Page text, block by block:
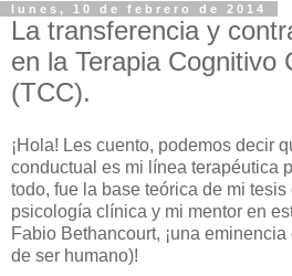
lunes, 10 de febrero de 2014
La transferencia y
en la Terapia Cognitivo
(TCC).
¡Hola! Les cuento, podemos decir
conductual es mi línea terapéutica
todo, fue la base teórica de mi tesis
psicología clínica y mi mentor en
Fabio Bethancourt, ¡una
de ser humano)!